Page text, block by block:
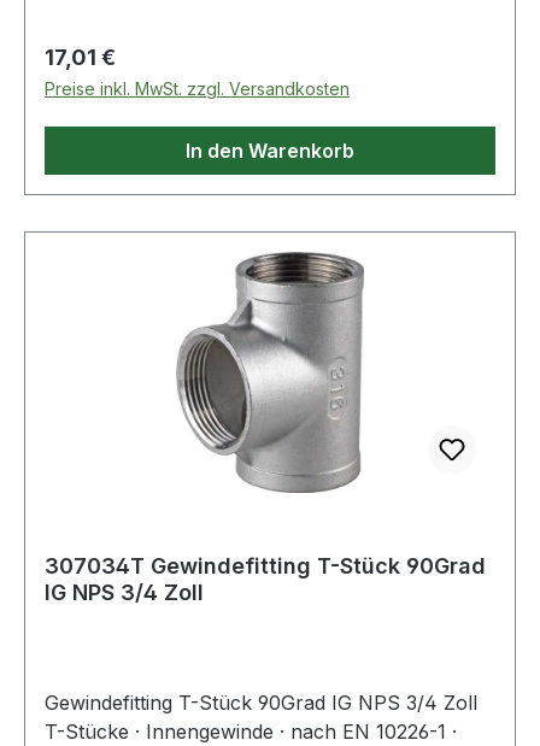
Regulärer Preis:
17,01 €
Preise inkl. MwSt. zzgl. Versandkosten
In den Warenkorb
307034T Gewindefitting T-Stück 90Grad
IG NPS 3/4 Zoll
Gewindefitting T-Stück 90Grad IG NPS 3/4 Zoll
T-Stücke · Innengewinde · nach EN 10226-1 ·